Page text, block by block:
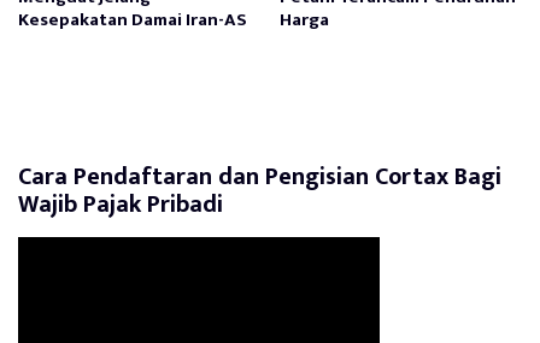
Kesepakatan Damai Iran-AS Harga
Cara Pendaftaran dan Pengisian Cortax Bagi
Wajib Pajak Pribadi